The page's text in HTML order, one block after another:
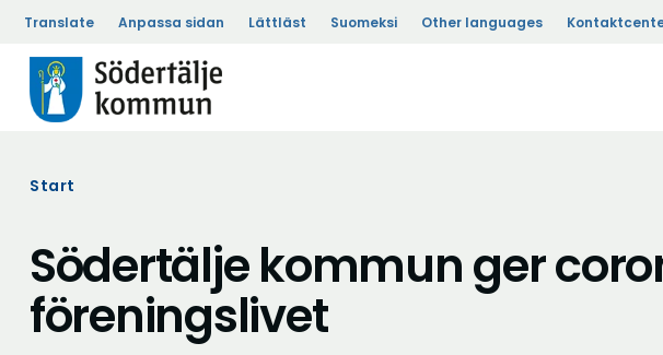
Translate Anpassa sidan Lättläst Suomeksi Other languages
Start
Södertälje kommun ger
föreningslivet